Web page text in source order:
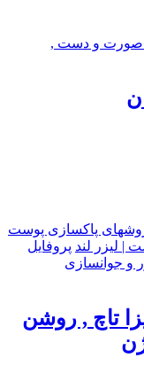
صورت و دست ,
پاکسازی پوست
| لیزر لند پروفایل
و جوانسازی
تاچ , روشن